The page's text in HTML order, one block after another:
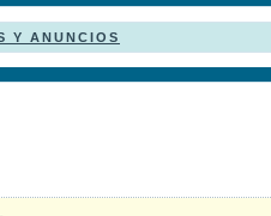
Y ANUNCIOS